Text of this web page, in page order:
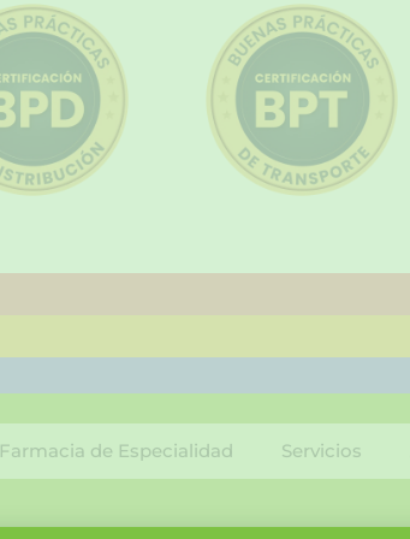
Farmacia de Especialidad Servicios